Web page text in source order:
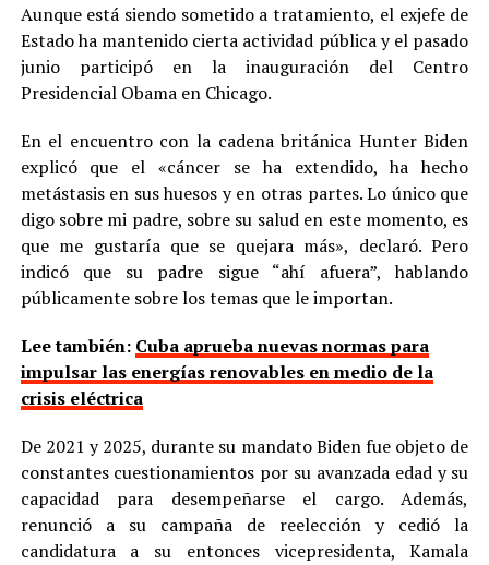
Aunque está siendo sometido a tratamiento, el exjefe de
Estado ha mantenido cierta actividad pública y el pasado
junio participó en la inauguración del Centro
Presidencial Obama en Chicago.
En el encuentro con la cadena británica Hunter Biden
explicó que el «cáncer se ha extendido, ha hecho
metástasis en sus huesos y en otras partes. Lo único que
digo sobre mi padre, sobre su salud en este momento, es
que me gustaría que se quejara más», declaró. Pero
indicó que su padre sigue “ahí afuera”, hablando
públicamente sobre los temas que le importan.
Lee también: Cuba aprueba nuevas normas para
impulsar las energías renovables en medio de la
crisis eléctrica
De 2021 y 2025, durante su mandato Biden fue objeto de
constantes cuestionamientos por su avanzada edad y su
capacidad para desempeñarse el cargo. Además,
renunció a su campaña de reelección y cedió la
candidatura a su entonces vicepresidenta, Kamala